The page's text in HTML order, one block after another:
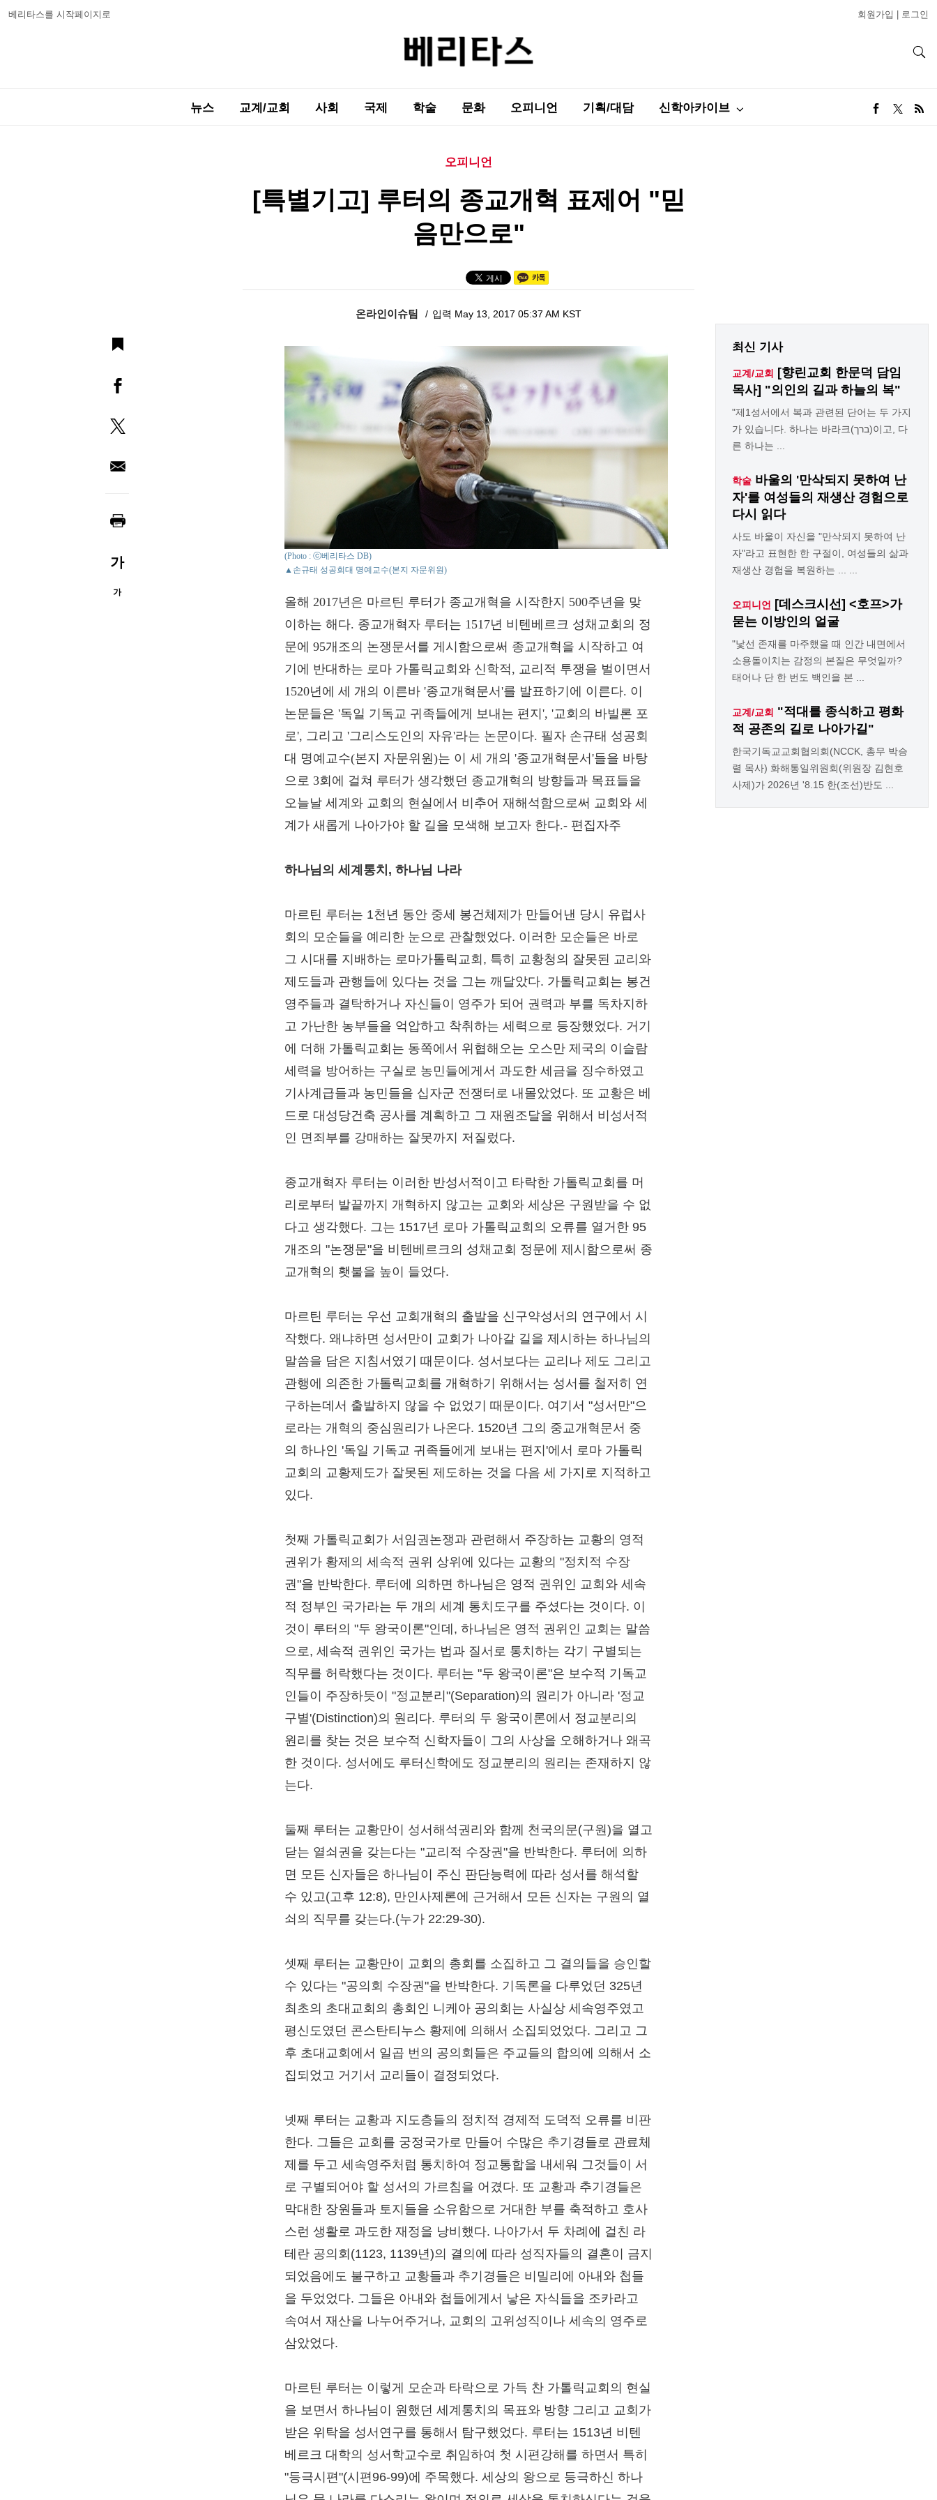
베리타스를 시작페이지로 회원가입 로그인
뉴스 교계/교회 사회 국제 학술 문화 오피니언 기획/대담 신학아카이브
오피니언
[특별기고] 루터의 종교개혁 표제어 "믿
음만으로"
온라인이슈팀 입력 May 13, 2017 05:37 AM KST
가
가
(Photo : ⓒ베리타스 DB)
▲손규태 성공회대 명예교수(본지 자문위원)
올해 2017년은 마르틴 루터가 종교개혁을 시작한지 500주년을 맞
이하는 해다. 종교개혁자 루터는 1517년 비텐베르크 성채교회의 정
문에 95개조의 논쟁문서를 게시함으로써 종교개혁을 시작하고 여
기에 반대하는 로마 가톨릭교회와 신학적, 교리적 투쟁을 벌이면서
1520년에 세 개의 이른바 '종교개혁문서'를 발표하기에 이른다. 이
논문들은 '독일 기독교 귀족들에게 보내는 편지', '교회의 바빌론 포
로', 그리고 '그리스도인의 자유'라는 논문이다. 필자 손규태 성공회
대 명예교수(본지 자문위원)는 이 세 개의 '종교개혁문서'들을 바탕
으로 3회에 걸쳐 루터가 생각했던 종교개혁의 방향들과 목표들을
오늘날 세계와 교회의 현실에서 비추어 재해석함으로써 교회와 세
계가 새롭게 나아가야 할 길을 모색해 보고자 한다.- 편집자주
하나님의 세계통치, 하나님 나라
마르틴 루터는 1천년 동안 중세 봉건체제가 만들어낸 당시 유럽사
회의 모순들을 예리한 눈으로 관찰했었다. 이러한 모순들은 바로
그 시대를 지배하는 로마가톨릭교회, 특히 교황청의 잘못된 교리와
제도들과 관행들에 있다는 것을 그는 깨달았다. 가톨릭교회는 봉건
영주들과 결탁하거나 자신들이 영주가 되어 권력과 부를 독차지하
고 가난한 농부들을 억압하고 착취하는 세력으로 등장했었다. 거기
에 더해 가톨릭교회는 동쪽에서 위협해오는 오스만 제국의 이슬람
세력을 방어하는 구실로 농민들에게서 과도한 세금을 징수하였고
기사계급들과 농민들을 십자군 전쟁터로 내몰았었다. 또 교황은 베
드로 대성당건축 공사를 계획하고 그 재원조달을 위해서 비성서적
인 면죄부를 강매하는 잘못까지 저질렀다.
종교개혁자 루터는 이러한 반성서적이고 타락한 가톨릭교회를 머
리로부터 발끝까지 개혁하지 않고는 교회와 세상은 구원받을 수 없
다고 생각했다. 그는 1517년 로마 가톨릭교회의 오류를 열거한 95
개조의 "논쟁문"을 비텐베르크의 성채교회 정문에 제시함으로써 종
교개혁의 횃불을 높이 들었다.
마르틴 루터는 우선 교회개혁의 출발을 신구약성서의 연구에서 시
작했다. 왜냐하면 성서만이 교회가 나아갈 길을 제시하는 하나님의
말씀을 담은 지침서였기 때문이다. 성서보다는 교리나 제도 그리고
관행에 의존한 가톨릭교회를 개혁하기 위해서는 성서를 철저히 연
구하는데서 출발하지 않을 수 없었기 때문이다. 여기서 "성서만"으
로라는 개혁의 중심원리가 나온다. 1520년 그의 중교개혁문서 중
의 하나인 '독일 기독교 귀족들에게 보내는 편지'에서 로마 가톨릭
교회의 교황제도가 잘못된 제도하는 것을 다음 세 가지로 지적하고
있다.
첫째 가톨릭교회가 서임권논쟁과 관련해서 주장하는 교황의 영적
권위가 황제의 세속적 권위 상위에 있다는 교황의 "정치적 수장
권"을 반박한다. 루터에 의하면 하나님은 영적 권위인 교회와 세속
적 정부인 국가라는 두 개의 세계 통치도구를 주셨다는 것이다. 이
것이 루터의 "두 왕국이론"인데, 하나님은 영적 권위인 교회는 말씀
으로, 세속적 권위인 국가는 법과 질서로 통치하는 각기 구별되는
직무를 허락했다는 것이다. 루터는 "두 왕국이론"은 보수적 기독교
인들이 주장하듯이 "정교분리"(Separation)의 원리가 아니라 '정교
구별'(Distinction)의 원리다. 루터의 두 왕국이론에서 정교분리의
원리를 찾는 것은 보수적 신학자들이 그의 사상을 오해하거나 왜곡
한 것이다. 성서에도 루터신학에도 정교분리의 원리는 존재하지 않
는다.
둘째 루터는 교황만이 성서해석권리와 함께 천국의문(구원)을 열고
닫는 열쇠권을 갖는다는 "교리적 수장권"을 반박한다. 루터에 의하
면 모든 신자들은 하나님이 주신 판단능력에 따라 성서를 해석할
수 있고(고후 12:8), 만인사제론에 근거해서 모든 신자는 구원의 열
쇠의 직무를 갖는다.(누가 22:29-30).
셋째 루터는 교황만이 교회의 총회를 소집하고 그 결의들을 승인할
수 있다는 "공의회 수장권"을 반박한다. 기독론을 다루었던 325년
최초의 초대교회의 총회인 니케아 공의회는 사실상 세속영주였고
평신도였던 콘스탄티누스 황제에 의해서 소집되었었다. 그리고 그
후 초대교회에서 일곱 번의 공의회들은 주교들의 합의에 의해서 소
집되었고 거기서 교리들이 결정되었다.
넷째 루터는 교황과 지도층들의 정치적 경제적 도덕적 오류를 비판
한다. 그들은 교회를 궁정국가로 만들어 수많은 추기경들로 관료체
제를 두고 세속영주처럼 통치하여 정교통합을 내세워 그것들이 서
로 구별되어야 할 성서의 가르침을 어겼다. 또 교황과 추기경들은
막대한 장원들과 토지들을 소유함으로 거대한 부를 축적하고 호사
스런 생활로 과도한 재정을 낭비했다. 나아가서 두 차례에 걸친 라
테란 공의회(1123, 1139년)의 결의에 따라 성직자들의 결혼이 금지
되었음에도 불구하고 교황들과 추기경들은 비밀리에 아내와 첩들
을 두었었다. 그들은 아내와 첩들에게서 낳은 자식들을 조카라고
속여서 재산을 나누어주거나, 교회의 고위성직이나 세속의 영주로
삼았었다.
마르틴 루터는 이렇게 모순과 타락으로 가득 찬 가톨릭교회의 현실
을 보면서 하나님이 원했던 세계통치의 목표와 방향 그리고 교회가
받은 위탁을 성서연구를 통해서 탐구했었다. 루터는 1513년 비텐
베르크 대학의 성서학교수로 취임하여 첫 시편강해를 하면서 특히
"등극시편"(시편96-99)에 주목했다. 세상의 왕으로 등극하신 하나
최신 기사
교계/교회
[향린교회 한문덕 담임
목사] "의인의 길과 하늘의 복"
"제1성서에서 복과 관련된 단어는 두 가지
가 있습니다. 하나는 바라크(ברך)이고, 다
른 하나는 ...
학술 바울의 '만삭되지 못하여 난
자'를 여성들의 재생산 경험으로
다시 읽다
사도 바울이 자신을 "만삭되지 못하여 난
자"라고 표현한 한 구절이, 여성들의 삶과
재생산 경험을 복원하는 ... ...
오피니언
[데스크시선] <호프>가
묻는 이방인의 얼굴
"낯선 존재를 마주했을 때 인간 내면에서
소용돌이치는 감정의 본질은 무엇일까?
태어나 단 한 번도 백인을 본 ...
교계/교회 "적대를 종식하고 평화
적 공존의 길로 나아가길"
한국기독교교회협의회(NCCK, 총무 박승
렬 목사) 화해통일위원회(위원장 김현호
사제)가 2026년 '8.15 한(조선)반도 ...